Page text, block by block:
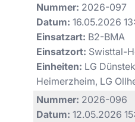
Nummer: 2026-097
Datum: 16.05.2026
Einsatzart: B2-BMA
Einsatzort: Swisttal-
Einheiten: LG
Heimerzheim, LG
Nummer: 2026-096
Datum: 12.05.2026